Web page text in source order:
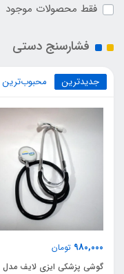
فقط محصولات موجود
فشارسنج دستی
جدیدترین محبوب‌ترین
980,000 تومان